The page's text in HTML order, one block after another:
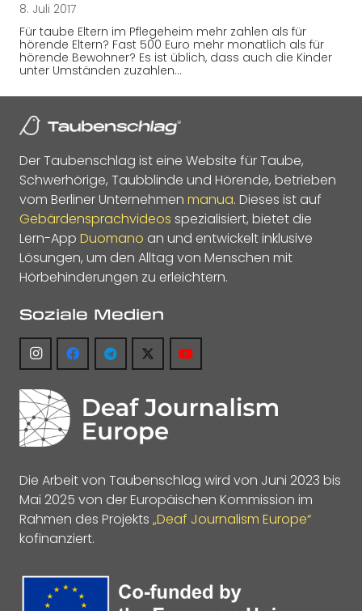
8. Juli 2017
Für taube Eltern im Pflegeheim mehr zahlen als für
hörende Eltern? Fast 500 Euro mehr monatlich als für
hörende Bewohner? Es ist üblich, dass auch die Kinder
unter Umständen zuzahlen…
Der Taubenschlag ist eine Website für Taube,
Schwerhörige, Taubblinde und Hörende, betrieben
vom Berliner Unternehmen manua. Dieses ist auf
Gebärdensprachvideos spezialisiert, bietet die
Lern-App Duomano an und entwickelt inklusive
Lösungen, um den Alltag von Menschen mit
Hörbehinderungen zu erleichtern.
Soziale Medien
Die Arbeit von Taubenschlag wird von Juni 2023 bis
Mai 2025 von der Europäischen Kommission im
Rahmen des Projekts „Deaf Journalism Europe“
kofinanziert.